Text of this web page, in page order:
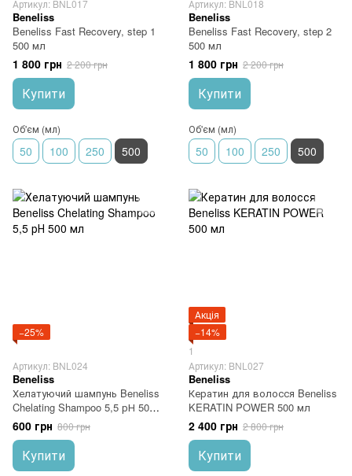
Артикул: BNL017
Beneliss
Beneliss Fast Recovery, step 1
500 мл
1 800 грн 2 200 грн
Купити
Об'єм (мл)
50 100 250 500
Артикул: BNL018
Beneliss
Beneliss Fast Recovery, step 2
500 мл
1 800 грн 2 200 грн
Купити
Об'єм (мл)
50 100 250 500
−25%
Артикул: BNL024
Beneliss
Хелатуючий шампунь Beneliss
Chelating Shampoo 5,5 рН 500
мл
600 грн 800 грн
Купити
Акція
−14%
1
Артикул: BNL027
Beneliss
Кератин для волосся Beneliss
KERATIN POWER 500 мл
2 400 грн 2 800 грн
Купити